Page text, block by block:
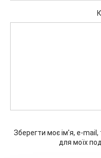
Зберегти моє ім'я, e-mail,
для моїх